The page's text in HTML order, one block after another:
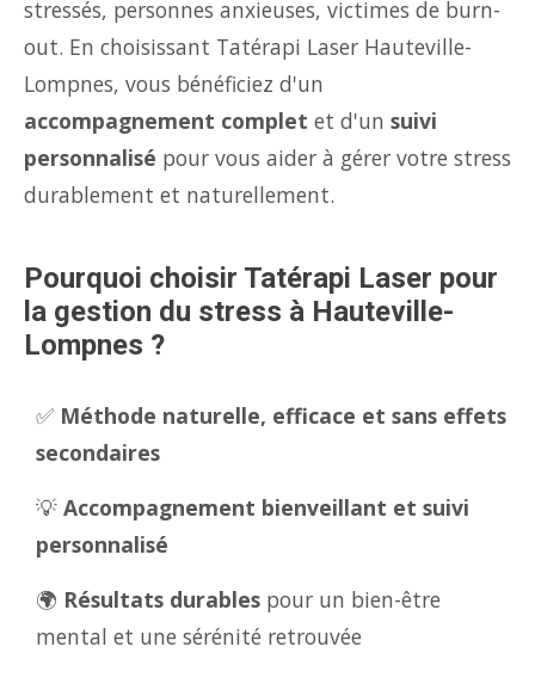
stressés, personnes anxieuses, victimes de burn-
out. En choisissant Tatérapi Laser Hauteville-
Lompnes, vous bénéficiez d'un
accompagnement complet et d'un suivi
personnalisé pour vous aider à gérer votre stress
durablement et naturellement.
Pourquoi choisir Tatérapi Laser pour
la gestion du stress à Hauteville-
Lompnes ?
✅ Méthode naturelle, efficace et sans effets
secondaires
💡 Accompagnement bienveillant et suivi
personnalisé
🌍 Résultats durables pour un bien-être
mental et une sérénité retrouvée